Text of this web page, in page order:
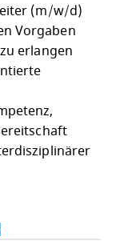
(m/w/d)
Vorgaben
erlangen